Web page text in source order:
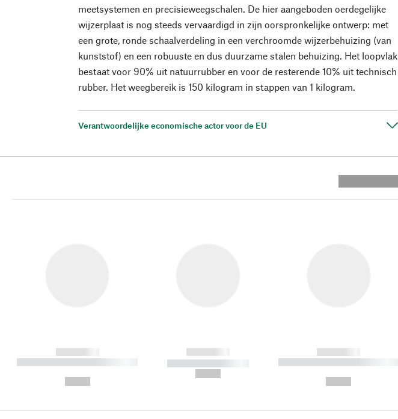
meetsystemen en precisieweegschalen. De hier aangeboden oerdegelijke
wijzerplaat is nog steeds vervaardigd in zijn oorspronkelijke ontwerp: met
een grote, ronde schaalverdeling in een verchroomde wijzerbehuizing (van
kunststof) en een robuuste en dus duurzame stalen behuizing. Het loopvlak
bestaat voor 90% uit natuurrubber en voor de resterende 10% uit technisch
rubber. Het weegbereik is 150 kilogram in stappen van 1 kilogram.
Verantwoordelijke economische actor voor de EU
------------
----------- ----------- ----------
------------
----------- -----------
------------
----------- ----------- ----------